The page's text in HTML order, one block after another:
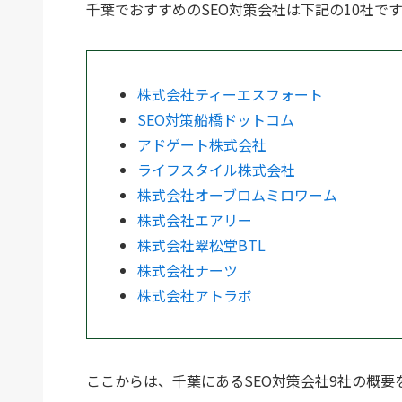
千葉でおすすめのSEO対策会社は下記の10社です
株式会社ティーエスフォート
SEO対策船橋ドットコム
アドゲート株式会社
ライフスタイル株式会社
株式会社オーブロムミロワーム
株式会社エアリー
株式会社翠松堂BTL
株式会社ナーツ
株式会社アトラボ
ここからは、千葉にあるSEO対策会社9社の概要